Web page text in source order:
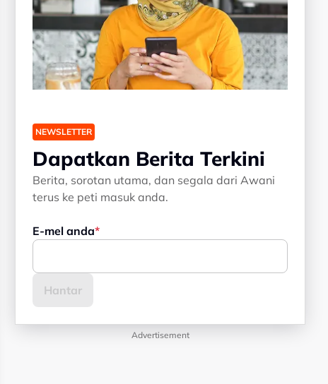
NEWSLETTER
Dapatkan Berita Terkini
Berita, sorotan utama, dan segala dari Awani
terus ke peti masuk anda.
E-mel anda
Advertisement